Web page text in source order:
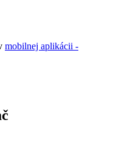
mobilnej aplikácii -